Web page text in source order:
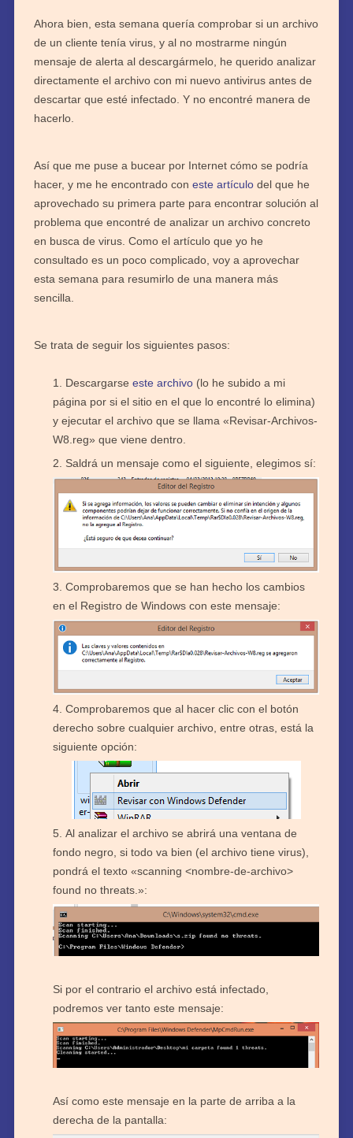
Ahora bien, esta semana quería comprobar si un archivo
de un cliente tenía virus, y al no mostrarme ningún
mensaje de alerta al descargármelo, he querido analizar
directamente el archivo con mi nuevo antivirus antes de
descartar que esté infectado. Y no encontré manera de
hacerlo.
Así que me puse a bucear por Internet cómo se podría
hacer, y me he encontrado con este artículodel que he
aprovechado su primera parte para encontrar solución al
problema que encontré de analizar un archivo concreto
en busca de virus. Como el artículo que yo he
consultado es un poco complicado, voy a aprovechar
esta semana para resumirlo de una manera más
sencilla.
Se trata de seguir los siguientes pasos:
Descargarse este archivo(lo he subido a mi
página por si el sitio en el que lo encontré lo elimina)
y ejecutar el archivo que se llama «Revisar-Archivos-
W8.reg» que viene dentro.
Saldrá un mensaje como el siguiente, elegimos sí:
Comprobaremos que se han hecho los cambios
en el Registro de Windows con este mensaje:
Comprobaremos que al hacer clic con el botón
derecho sobre cualquier archivo, entre otras, está la
siguiente opción:
Al analizar el archivo se abrirá una ventana de
fondo negro, si todo va bien (el archivo tiene virus),
pondrá el texto «scanning <nombre-de-archivo>
found no threats.»:
Si por el contrario el archivo está infectado,
podremos ver tanto este mensaje:
Así como este mensaje en la parte de arriba a la
derecha de la pantalla: